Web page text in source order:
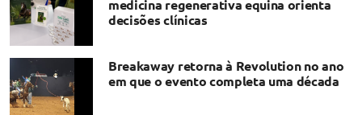
medicina regenerativa equina orienta
decisões clínicas
Breakaway retorna à Revolution no ano
em que o evento completa uma década